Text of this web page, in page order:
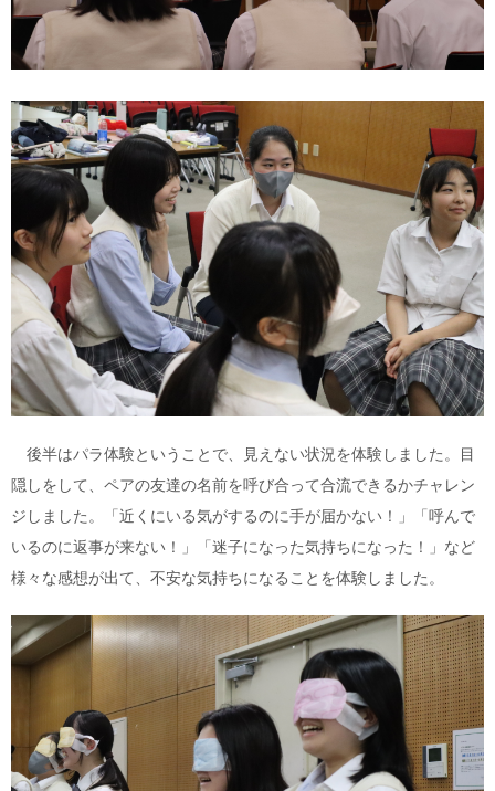
後半はパラ体験ということで、見えない状況を体験しました。目
隠しをして、ペアの友達の名前を呼び合って合流できるかチャレン
ジしました。「近くにいる気がするのに手が届かない！」「呼んで
いるのに返事が来ない！」「迷子になった気持ちになった！」など
様々な感想が出て、不安な気持ちになることを体験しました。